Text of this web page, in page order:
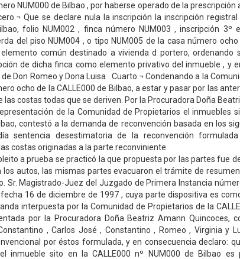
NUM000 de Bilbao , por haberse operado de la prescripción
Que se declare nula la inscripción la inscripción
folio NUM002 , finca número NUM003 , inscripción 3º
del piso NUM004 , o tipo NUM005 de la casa número ocho
común destinado a vivienda d portero, ordenando
de dicha finca como elemento privativo del inmueble , y
Don Romeo y Dona Luisa . Cuarto.¬ Condenando a la
ocho de la CALLE000 de Bilbao, a estar y pasar por las
las costas todas que se deriven. Por la Procuradora Doña
de la Comunidad de Propietarios el inmuebles
contestó a la demanda de reconvención basada en los
sentencia desestimatoria de la reconvención
costas originadas a la parte reconviniente
a prueba se practicó la que propuesta por las partes fue
los autos, las mismas partes evacuaron el trámite de
Sr. Magistrado-Juez del Juzgado de Primera Instancia
16 de diciembre de 1997 , cuya parte dispositiva es
interpuesta por la Comunidad de Propietarios de la
por la Procuradora Doña Beatriz Amann Quincoces,
, Carlos José , Constantino , Romeo , Virginia y
por éstos formulada, y en consecuencia declaro:
inmueble sito en la CALLE000 nº NUM000 de Bilbao es